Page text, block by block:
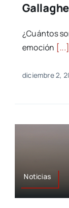
¿Cuántos
emoción [...]
diciembre 2,
Noticias